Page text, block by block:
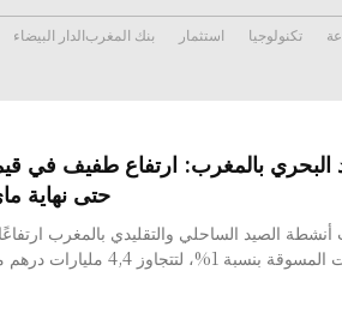
تكنولوجيا استثمار بنك المغربالدار البيضاء
البحري بالمغرب: ارتفاع طفيف في
حتى نهاية
الصيد الساحلي والتقليدي بالمغرب
لتتجاوز 4,4 مليارات درهم مع نهاية ماي 2025، وذلك...